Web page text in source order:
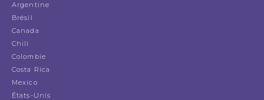
Argentine
Brésil
Canada
Chili
Colombie
Costa Rica
Mexico
États-Unis